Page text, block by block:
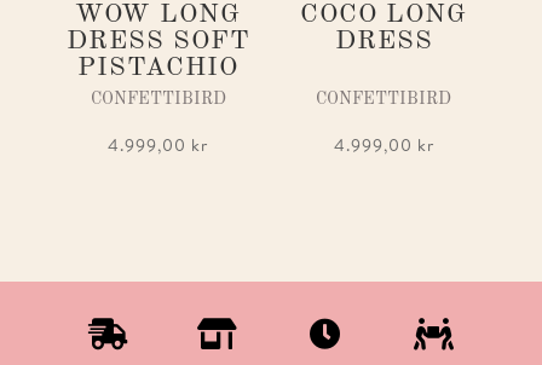
WOW LONG
DRESS SOFT
PISTACHIO
CONFETTIBIRD
4.999,00 kr
COCO LONG
DRESS
CONFETTIBIRD
4.999,00 kr
   